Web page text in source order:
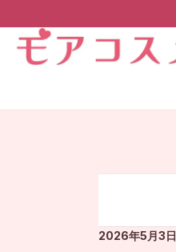
2026年5月3日